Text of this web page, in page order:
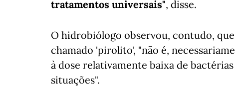
tratamentos universais", disse.
O hidrobiólogo observou, contudo,
chamado 'pirolito', "não é,
à dose relativamente baixa de
situações".